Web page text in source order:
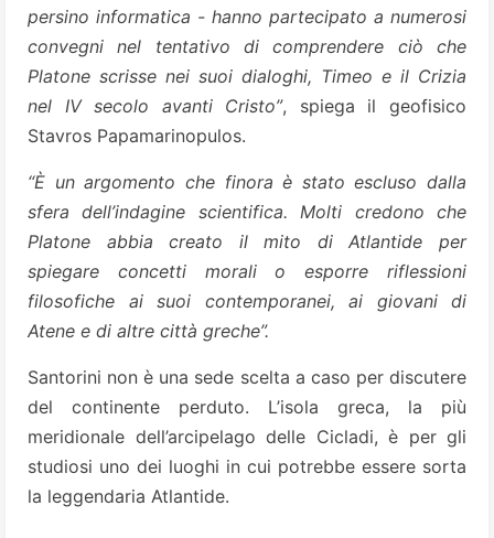
persino informatica - hanno partecipato a numerosi
convegni nel tentativo di comprendere ciò che
Platone scrisse nei suoi dialoghi, Timeo e il Crizia
nel IV secolo avanti Cristo”, spiega il geofisico
Stavros Papamarinopulos.
“È un argomento che finora è stato escluso dalla
sfera dell’indagine scientifica. Molti credono che
Platone abbia creato il mito di Atlantide per
spiegare concetti morali o esporre riflessioni
filosofiche ai suoi contemporanei, ai giovani di
Atene e di altre città greche”.
Santorini non è una sede scelta a caso per discutere
del continente perduto. L’isola greca, la più
meridionale dell’arcipelago delle Cicladi, è per gli
studiosi uno dei luoghi in cui potrebbe essere sorta
la leggendaria Atlantide.